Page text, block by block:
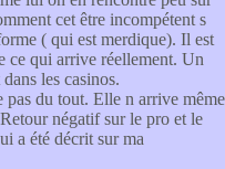
cet être incompétent s
( qui est merdique). Il est
ce qui arrive réellement. Un
les casinos.
du tout. Elle n arrive même
négatif sur le pro et le
a été décrit sur ma